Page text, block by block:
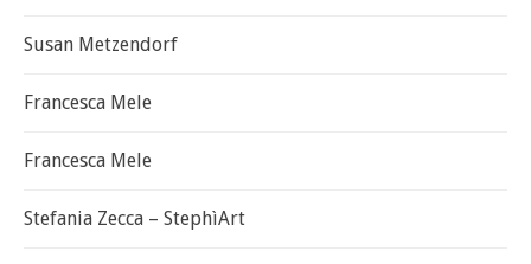
Susan Metzendorf
Francesca Mele
Francesca Mele
Stefania Zecca – StephìArt